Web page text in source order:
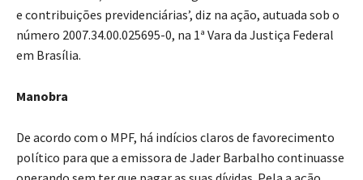
e contribuições previdenciárias’, diz na ação, autuada sob o
número 2007.34.00.025695-0, na 1ª Vara da Justiça Federal
em Brasília.
Manobra
De acordo com o MPF, há indícios claros de favorecimento
político para que a emissora de Jader Barbalho continuasse